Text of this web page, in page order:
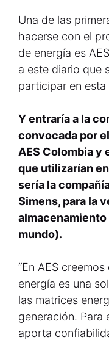
Una de las
hacerse con el
de energía es
a este diario que
participar en esta
Y entraría a la
convocada por
AES Colombia y
que utilizarían
sería la
Simens, para la
mundo).
“En AES
energía es una
las matrices
generación. Para
aporta